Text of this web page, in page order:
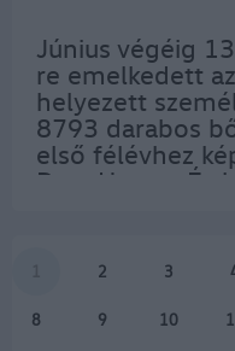
piacot
Június végéig
re emelkedett
helyezett
8793 darabos
első félévhez
Data House. És
olyannyira,
2 3
8 9 10